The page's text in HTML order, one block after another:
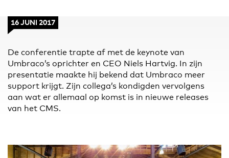
16 JUNI 2017
De conferentie trapte af met de keynote van
Umbraco’s oprichter en CEO Niels Hartvig. In zijn
presentatie maakte hij bekend dat Umbraco meer
support krijgt. Zijn collega’s kondigden vervolgens
aan wat er allemaal op komst is in nieuwe releases
van het CMS.